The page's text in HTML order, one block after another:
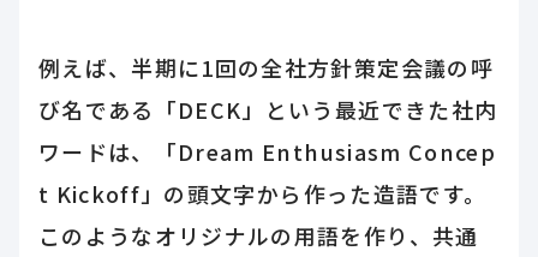
例えば、半期に1回の全社方針策定会議の呼
び名である「DECK」という最近できた社内
ワードは、「Dream Enthusiasm Concep
t Kickoff」の頭文字から作った造語です。
このようなオリジナルの用語を作り、共通